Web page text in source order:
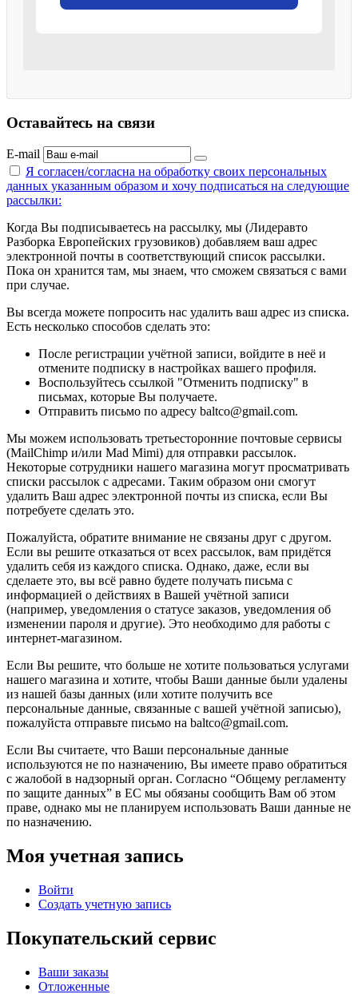
Оставайтесь на связи
E-mail
Я согласен/согласна на обработку своих персональных
данных указанным образом и хочу подписаться на следующие
рассылки:
Когда Вы подписываетесь на рассылку, мы (Лидеравто
Разборка Европейских грузовиков) добавляем ваш адрес
электронной почты в соответствующий список рассылки.
Пока он хранится там, мы знаем, что сможем связаться с вами
при случае.
Вы всегда можете попросить нас удалить ваш адрес из списка.
Есть несколько способов сделать это:
После регистрации учётной записи, войдите в неё и
отмените подписку в настройках вашего профиля.
Воспользуйтесь ссылкой "Отменить подписку" в
письмах, которые Вы получаете.
Отправить письмо по адресу baltco@gmail.com.
Мы можем использовать третьесторонние почтовые сервисы
(MailChimp и/или Mad Mimi) для отправки рассылок.
Некоторые сотрудники нашего магазина могут просматривать
списки рассылок с адресами. Таким образом они смогут
удалить Ваш адрес электронной почты из списка, если Вы
потребуете сделать это.
Пожалуйста, обратите внимание не связаны друг с другом.
Если вы решите отказаться от всех рассылок, вам придётся
удалить себя из каждого списка. Однако, даже, если вы
сделаете это, вы всё равно будете получать письма с
информацией о действиях в Вашей учётной записи
(например, уведомления о статусе заказов, уведомления об
изменении пароля и другие). Это необходимо для работы с
интернет-магазином.
Если Вы решите, что больше не хотите пользоваться услугами
нашего магазина и хотите, чтобы Ваши данные были удалены
из нашей базы данных (или хотите получить все
персональные данные, связанные с вашей учётной записью),
пожалуйста отправьте письмо на baltco@gmail.com.
Если Вы считаете, что Ваши персональные данные
используются не по назначению, Вы имеете право обратиться
с жалобой в надзорный орган. Согласно “Общему регламенту
по защите данных” в ЕС мы обязаны сообщить Вам об этом
праве, однако мы не планируем использовать Ваши данные не
по назначению.
Моя учетная запись
Войти
Создать учетную запись
Покупательский сервис
Ваши заказы
Отложенные